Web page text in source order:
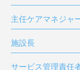
主任ケアマネジャ
施設長
サービス管理責任